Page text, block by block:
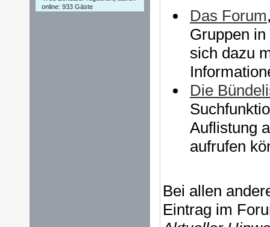
online: 933 Gäste
Das Forum
Gruppen
sich dazu
Die
Auflistung
aufrufen
Bei allen
Eintrag im